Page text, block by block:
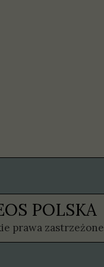
POLSKA
prawa zastrzeżone